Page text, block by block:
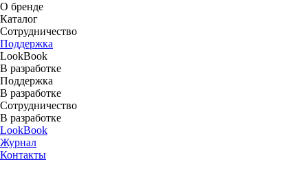
О бренде
Каталог
Сотрудничество
Поддержка
LookBook
В разработке
Поддержка
В разработке
Сотрудничество
В разработке
LookBook
Журнал
Контакты